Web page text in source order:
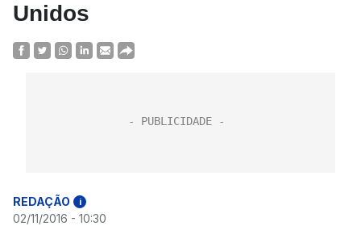
Unidos
REDAÇÃO i
02/11/2016 - 10:30